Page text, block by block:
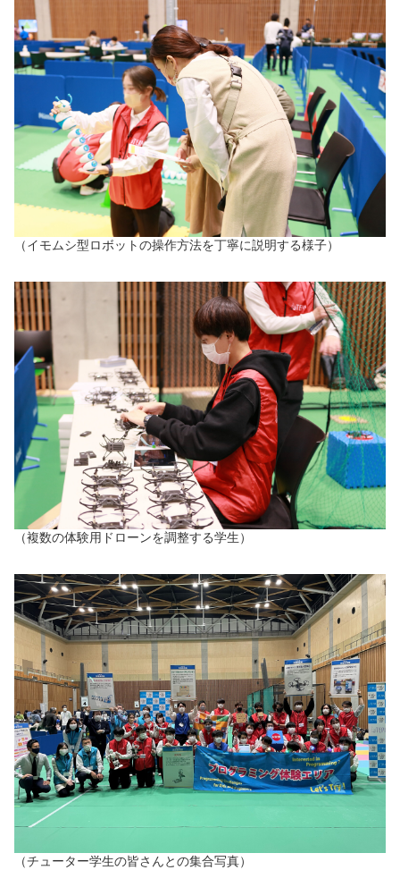
（イモムシ型ロボットの操作方法を丁寧に説明する様子）
（複数の体験用ドローンを調整する学生）
（チューター学生の皆さんとの集合写真）